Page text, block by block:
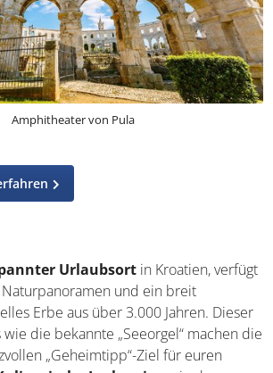
Urlaubsortin Kroatien,
Naturpanoramen und ein breit
Erbe aus über 3.000 Jahren.
wie die bekannte „Seeorgel“